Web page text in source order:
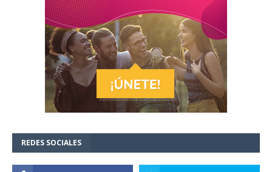
REDES SOCIALES